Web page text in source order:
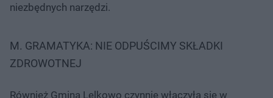
niezbędnych narzędzi.
M. GRAMATYKA: NIE ODPUŚCIMY SKŁADKI
ZDROWOTNEJ
Również Gmina Lelkowo czynnie włączyła się w